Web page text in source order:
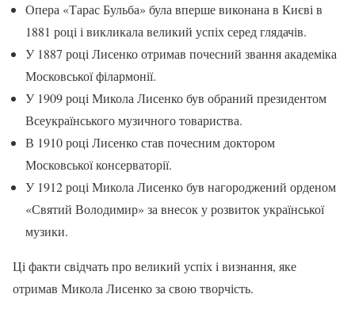
Опера «Тарас Бульба» була вперше виконана в Києві в
1881 році і викликала великий успіх серед глядачів.
У 1887 році Лисенко отримав почесний звання академіка
Московської філармонії.
У 1909 році Микола Лисенко був обраний президентом
Всеукраїнського музичного товариства.
В 1910 році Лисенко став почесним доктором
Московської консерваторії.
У 1912 році Микола Лисенко був нагороджений орденом
«Святий Володимир» за внесок у розвиток української
музики.
Ці факти свідчать про великий успіх і визнання, яке
отримав Микола Лисенко за свою творчість.